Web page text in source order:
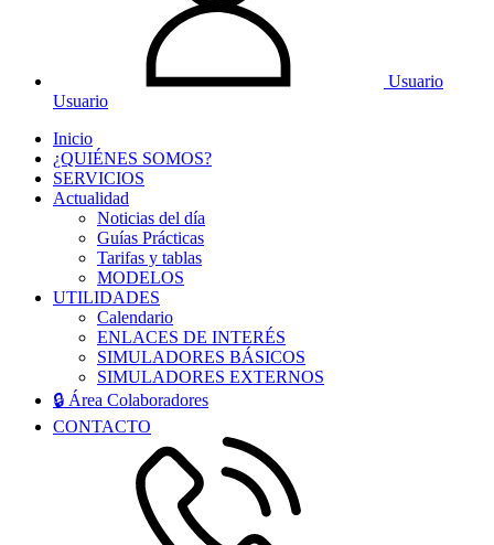
Usuario
Usuario
Inicio
¿QUIÉNES SOMOS?
SERVICIOS
Actualidad
Noticias del día
Guías Prácticas
Tarifas y tablas
MODELOS
UTILIDADES
Calendario
ENLACES DE INTERÉS
SIMULADORES BÁSICOS
SIMULADORES EXTERNOS
🔒 Área Colaboradores
CONTACTO